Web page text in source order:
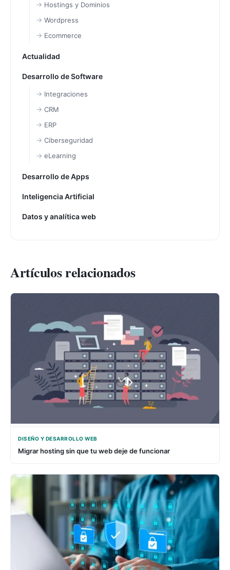
Hostings y Dominios
Wordpress
Ecommerce
Actualidad
Desarrollo de Software
Integraciones
CRM
ERP
Ciberseguridad
eLearning
Desarrollo de Apps
Inteligencia Artificial
Datos y analítica web
Artículos relacionados
DISEÑO Y DESARROLLO WEB
Migrar hosting sin que tu web deje de funcionar